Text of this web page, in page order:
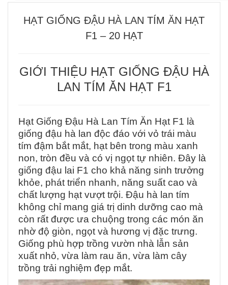
HẠT GIỐNG ĐẬU HÀ LAN TÍM ĂN HẠT
F1 – 20 HẠT
GIỚI THIỆU HẠT GIỐNG ĐẬU HÀ
LAN TÍM ĂN HẠT F1
Hạt Giống Đậu Hà Lan Tím Ăn Hạt F1 là
giống đậu hà lan độc đáo với vỏ trái màu
tím đậm bắt mắt, hạt bên trong màu xanh
non, tròn đều và có vị ngọt tự nhiên. Đây là
giống đậu lai F1 cho khả năng sinh trưởng
khỏe, phát triển nhanh, năng suất cao và
chất lượng hạt vượt trội. Đậu hà lan tím
không chỉ mang giá trị dinh dưỡng cao mà
còn rất được ưa chuộng trong các món ăn
nhờ độ giòn, ngọt và hương vị đặc trưng.
Giống phù hợp trồng vườn nhà lẫn sản
xuất nhỏ, vừa làm rau ăn, vừa làm cây
trồng trải nghiệm đẹp mắt.